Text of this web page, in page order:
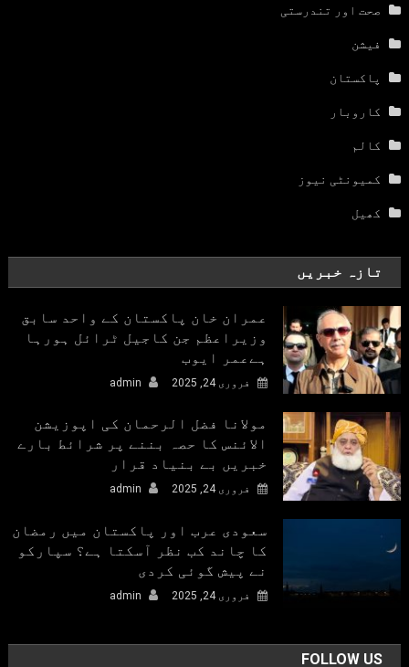
صحت اور تندرستی
فیشن
پاکستان
کاروبار
کالم
کمیونٹی نیوز
کھیل
تازہ خبریں
عمران خان پاکستان کے واحد سابق
وزیراعظم جن کاجیل ٹرائل ہورہا
ہےعمر ایوب
فروری 24, 2025 admin
مولانا فضل الرحمان کی اپوزیشن
الائنس کا حصہ بننے پر شرائط بارے
خبریں بے بنیاد قرار
فروری 24, 2025 admin
سعودی عرب اور پاکستان میں رمضان
کا چاند کب نظر آسکتا ہے؟ سپارکو
نے پیش گوئی کردی
فروری 24, 2025 admin
FOLLOW US